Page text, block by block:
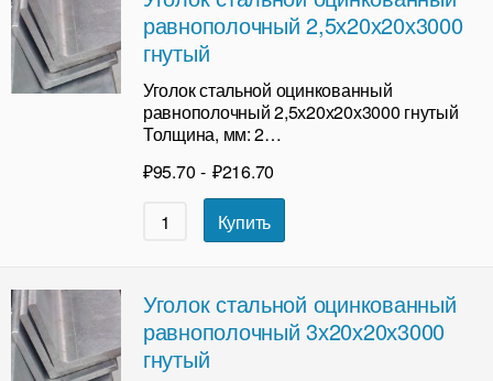
равнополочный 2,5х20х20х3000
гнутый
Уголок стальной оцинкованный
равнополочный 2,5х20х20х3000 гнутый
Толщина, мм: 2…
₽95.70 - ₽216.70
Купить
Уголок стальной оцинкованный
равнополочный 3х20х20х3000
гнутый